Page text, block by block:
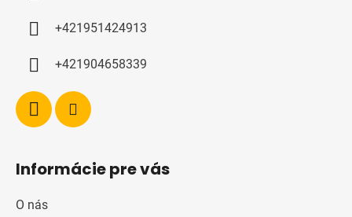
+421951424913
+421904658339
Informácie pre vás
O nás